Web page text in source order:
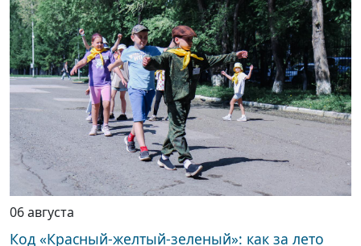
06 августа
Код «Красный-желтый-зеленый»: как за лето